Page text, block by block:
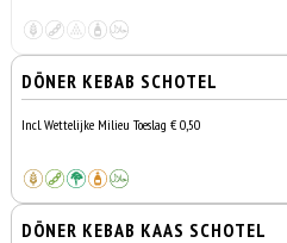
DÖNER KEBAB SCHOTEL
Incl. Wettelijke Milieu Toeslag € 0,50
DÖNER KEBAB KAAS SCHOTEL